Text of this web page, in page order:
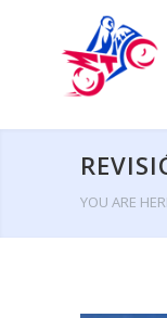
YOU ARE